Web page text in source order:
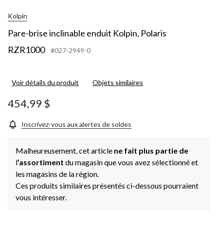
Kolpin
Pare-brise inclinable enduit Kolpin, Polaris
RZR1000
#027-2949-0
Voir détails du produit Objets similaires
454,99 $
Inscrivez-vous aux alertes de soldes
Malheureusement, cet article ne fait plus partie de
l’assortiment du magasin que vous avez sélectionné et
les magasins de la région.
Ces produits similaires présentés ci-dessous pourraient
vous intéresser.